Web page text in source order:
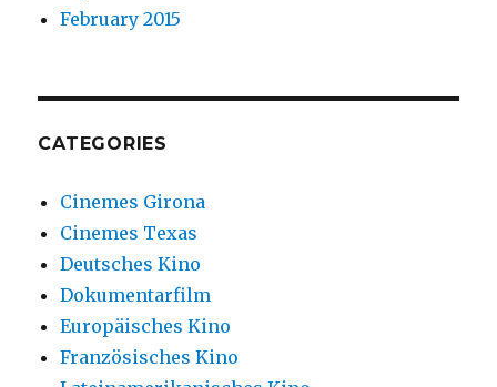
February 2015
CATEGORIES
Cinemes Girona
Cinemes Texas
Deutsches Kino
Dokumentarfilm
Europäisches Kino
Französisches Kino